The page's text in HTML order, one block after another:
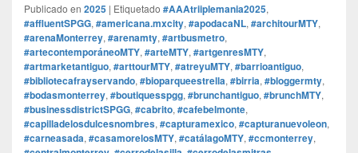
Publicado en 2025 | Etiquetado #AAAtriiplemania2025,
#affluentSPGG, #americana.mxcity, #apodacaNL, #architourMTY,
#arenaMonterrey, #arenamty, #artbusmetro,
#artecontemporáneoMTY, #arteMTY, #artgenresMTY,
#artmarketantiguo, #arttourMTY, #atreyuMTY, #barrioantiguo,
#bibliotecafrayservando, #bioparqueestrella, #birria, #bloggermty,
#bodasmonterrey, #boutiquesspgg, #brunchantiguo, #brunchMTY,
#businessdistrictSPGG, #cabrito, #cafebelmonte,
#capilladelosdulcesnombres, #capturamexico, #capturanuevoleon,
#carneasada, #casamorelosMTY, #catálagoMTY, #ccmonterrey,